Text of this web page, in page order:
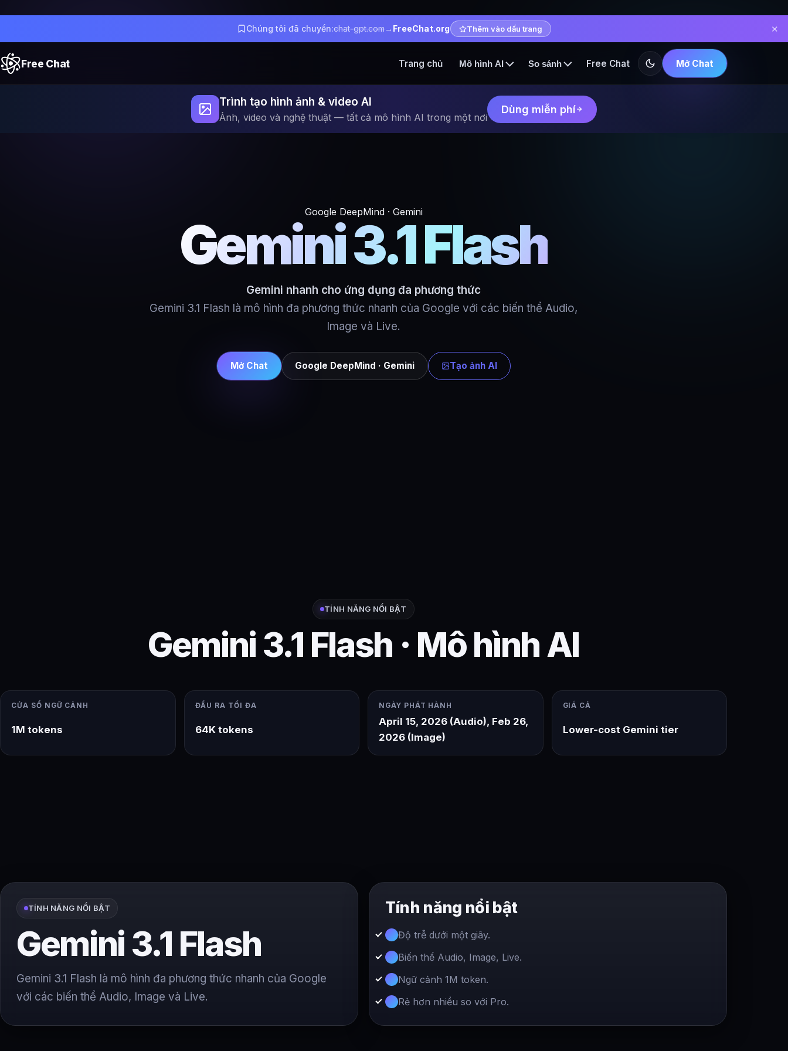
Chúng tôi đã chuyển:chat-gpt.com→ FreeChat.org Thêm vào dấu trang ✕
Free Chat Trang chủ Mô hình AI So sánh Free Chat Mở Chat
Trình tạo hình ảnh & video AI
Ảnh, video và nghệ thuật — tất cả mô hình AI trong một nơi
Dùng miễn phí
Google DeepMind · Gemini
Gemini 3.1 Flash
Gemini nhanh cho ứng dụng đa phương thức
Gemini 3.1 Flash là mô hình đa phương thức nhanh của Google với các biến thể Audio,
Image và Live.
Mở Chat Google DeepMind · Gemini Tạo ảnh AI
TÍNH NĂNG NỔI BẬT
Gemini 3.1 Flash · Mô hình AI
CỬA SỔ NGỮ CẢNH
1M tokens
ĐẦU RA TỐI ĐA
64K tokens
NGÀY PHÁT HÀNH
April 15, 2026 (Audio), Feb 26,
2026 (Image)
GIÁ CẢ
Lower-cost Gemini tier
TÍNH NĂNG NỔI BẬT
Gemini 3.1 Flash
Gemini 3.1 Flash là mô hình đa phương thức nhanh của Google
với các biến thể Audio, Image và Live.
Tính năng nổi bật
Độ trễ dưới một giây.
Biến thể Audio, Image, Live.
Ngữ cảnh 1M token.
Rẻ hơn nhiều so với Pro.